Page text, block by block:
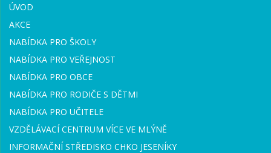
ÚVOD
AKCE
NABÍDKA PRO ŠKOLY
NABÍDKA PRO VEŘEJNOST
NABÍDKA PRO OBCE
NABÍDKA PRO RODIČE S DĚTMI
NABÍDKA PRO UČITELE
VZDĚLÁVACÍ CENTRUM VÍCE VE MLÝNĚ
INFORMAČNÍ STŘEDISKO CHKO JESENÍKY